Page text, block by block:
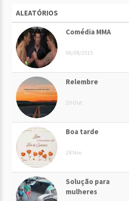
ALEATÓRIOS
Comédia MMA
06/08/2015
Relembre
20 Out
Boa tarde
28 Nov
Solução para
mulheres